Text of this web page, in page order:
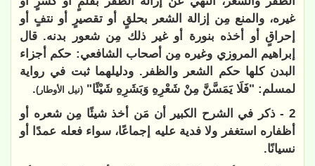
غيره، والمنع مِن إزالة الشعر بحلقٍ أو تقصيرٍ أو نتفٍ أو
إحراقٍ أو أخذه بنورة أو غير ذلك مِن شعور بدنه. قال
إبراهيم المروزي وغيره مِن أصحاب الشافعي: حكم أجزاء
البدن كلها حكم الشعر والظفر. ودليلهما ثبت في رواية
لمسلم: "فَلَا يَمَسَّنَّ مِنْ شَعْرِهِ وَبَشَرِهِ شَيْئًا" (نيل الأوطار).
2 - ذكر في الشرح الكبير أن مَن أخذ شيئًا مِن شعره أو
أظفاره استغفر ولا فدية عليه إجماعًا، سواء فعله عمدًا أو
نسيانًا.